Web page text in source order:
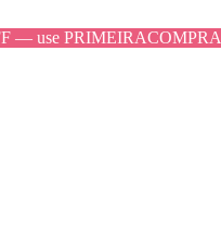
— use PRIMEIRACOMPRA